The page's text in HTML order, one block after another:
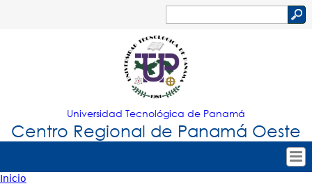
Jump to navigation
de
búsqueda
Universidad Tecnológica de Panamá
Centro Regional de Panamá Oeste
Tropical
Inicio